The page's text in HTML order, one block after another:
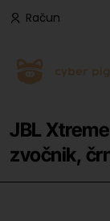
Račun
JBL
zvočnik,